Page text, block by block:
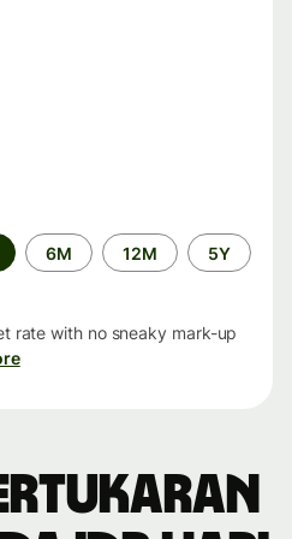
6M 12M 5Y
rate with no sneaky mark-up